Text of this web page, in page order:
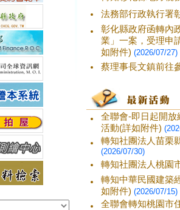
法務部行政執行署
彰化縣政府函轉內
業」一案，受理申
如附件) (2026/07/27)
蔡理事長文鎮前往
全聯會-即日起開
活動(詳如附件)
轉知社團法人苗栗
(2026/07/30)
轉知社團法人桃園
轉知中華民國建築
如附件) (2026/07/15)
全聯會轉知桃園市